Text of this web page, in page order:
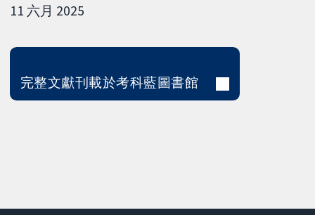
11 六月 2025
完整文獻刊載於考科藍圖書館